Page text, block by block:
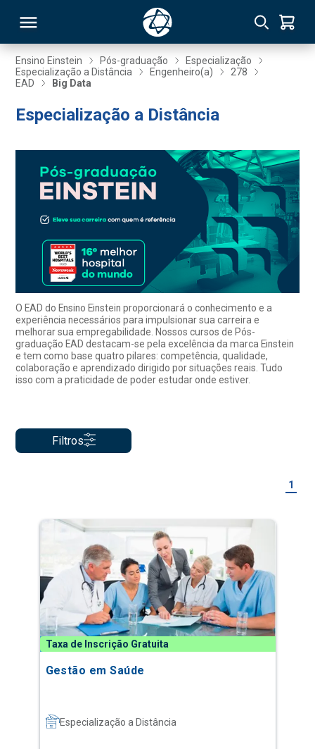
Ensino Einstein Pós-graduação
Especialização
Especialização a Distância
Engenheiro(a)
278
EAD
Big Data
Especialização a Distância
O EAD do Ensino Einstein proporcionará o conhecimento e a
experiência necessários para impulsionar sua carreira e
melhorar sua empregabilidade. Nossos cursos de Pós-
graduação EAD destacam-se pela excelência da marca Einstein
e tem como base quatro pilares: competência, qualidade,
colaboração e aprendizado dirigido por situações reais. Tudo
isso com a praticidade de poder estudar onde estiver.
Filtros
1
Taxa de Inscrição Gratuita
Gestão em Saúde
Especialização a Distância